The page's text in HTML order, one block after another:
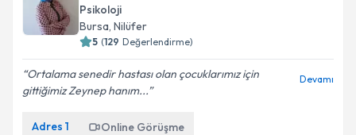
Psikoloji
Bursa, Nilüfer
5 (129 Değerlendirme)
Ortalama senedir hastası olan çocuklarımız için
gittiğimiz Zeynep hanım...
Devamı
Adres 1 Online Görüşme